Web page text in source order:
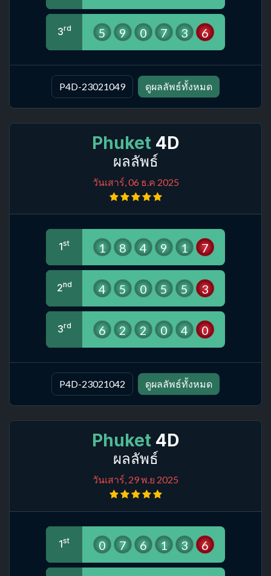
3rd 5 9 0 7 3 6
P4D-23021049 ดูผลลัพธ์ทั้งหมด
Phuket 4D
ผลลัพธ์
วันเสาร์, 06 ธ.ค 2025
1st 1 8 4 9 1 7
2nd 4 5 0 5 5 3
3rd 6 2 2 0 4 0
P4D-23021042 ดูผลลัพธ์ทั้งหมด
Phuket 4D
ผลลัพธ์
วันเสาร์, 29 พ.ย 2025
1st 0 7 6 1 3 6